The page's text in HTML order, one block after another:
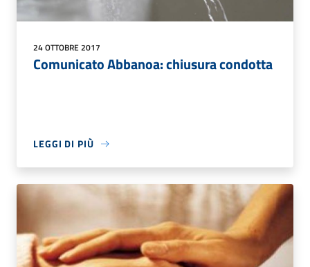
24 OTTOBRE 2017
Comunicato Abbanoa: chiusura condotta
LEGGI DI PIÙ